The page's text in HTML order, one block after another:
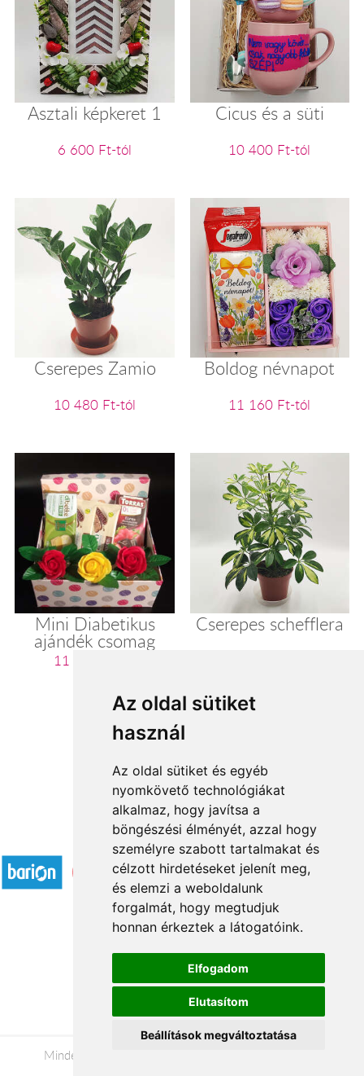
Az oldal sütiket
használ
Az oldal sütiket és egyéb
nyomkövető technológiákat
alkalmaz, hogy javítsa a
böngészési élményét, azzal hogy
személyre szabott tartalmakat és
célzott hirdetéseket jelenít meg,
és elemzi a weboldalunk
forgalmát, hogy megtudjuk
honnan érkeztek a látogatóink.
Elfogadom
Elutasítom
Beállítások megváltoztatása
Asztali képkeret 1
6 600 Ft-tól
Cicus és a süti
10 400 Ft-tól
Cserepes Zamio
10 480 Ft-tól
Boldog névnapot
11 160 Ft-tól
Mini Diabetikus
ajándék csomag
11 200 Ft-tól
Cserepes schefflera
2 3 ...
Elfogadott fizetési módok
Á.SZ.F.
Impresszum
Adatkezelési tájékoztató
Minden jog fenntartva © 2026 |